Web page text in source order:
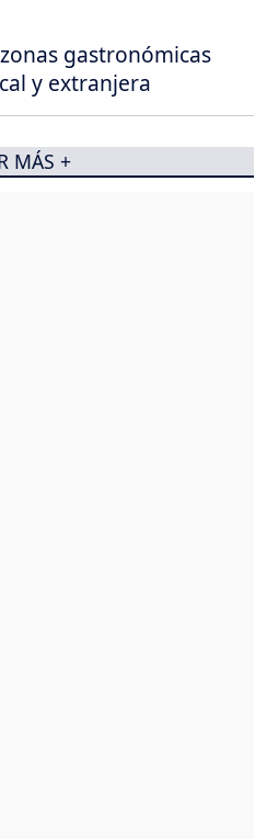
gastronómicas
y extranjera
MÁS +